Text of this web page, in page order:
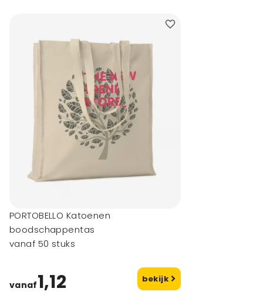
PORTOBELLO Katoenen
boodschappentas
vanaf 50 stuks
vanaf1,12 bekijk